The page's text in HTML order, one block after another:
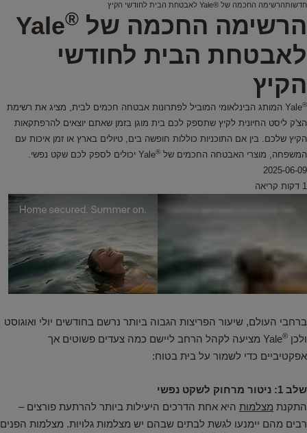
חדשותהרשימה החכמה של ®Yale לאבטחת הבית לחודשי הקיץ
הרשימה החכמה של ®
Yale
לאבטחת הבית לחודשי
הקיץ
®
Yale המותג הבינלאומי המוביל לפתרונות אבטחה חכמים לבית, מציג את רשימת
הצ'ק ליסט החיונית לקיץ שתספק לכם בית מוגן בזמן שאתם יוצאים להרפתקאות
הקיץ שלכם. בין אם התוכניות כוללות חופשה בים, טיולים בארץ או זמן איכות עם
המשפחה, מוצרי האבטחה החכמים של ®Yale יכולים לספק לכם שקט נפשי.
2025-06-09
ברחבי העולם, שיעור הפריצות הגבוה ביותר נרשם בחודשים יולי ואוגוסט
ולכן ®
Yale מציעה לקהל הרחב ליישם כמה צעדים פשוטים אך
אפקטיביים כדי לשמור על בית בטוח:
שלב 1: ניטור מרחוק לשקט נפשי
התקנת מצלמות היא אחת הדרכים היעילות ביותר להרתעת פורצים –
רבים מהם יימנעו לגשת לבתים שבהם יש מצלמות גלויות. מצלמות הפנים